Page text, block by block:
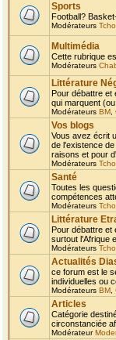
Sports
Football?
Modérateurs
Multimédia
Cette rubrique
Modérateurs
Littérature
Pour débattre et
qui marquent
Modérateurs BM
Vos blogs
Vous avez écrit
de l'existence
raisons et pour
Modérateurs
Santé
Toutes les
compétences
Modérateurs
Littérature
Pour débattre et
surtout l'Afrique
Modérateurs
Actualités
ce forum est le
individuelles ou
Modérateurs BM
Articles
Catégorie
circonstanciée
Modérateur